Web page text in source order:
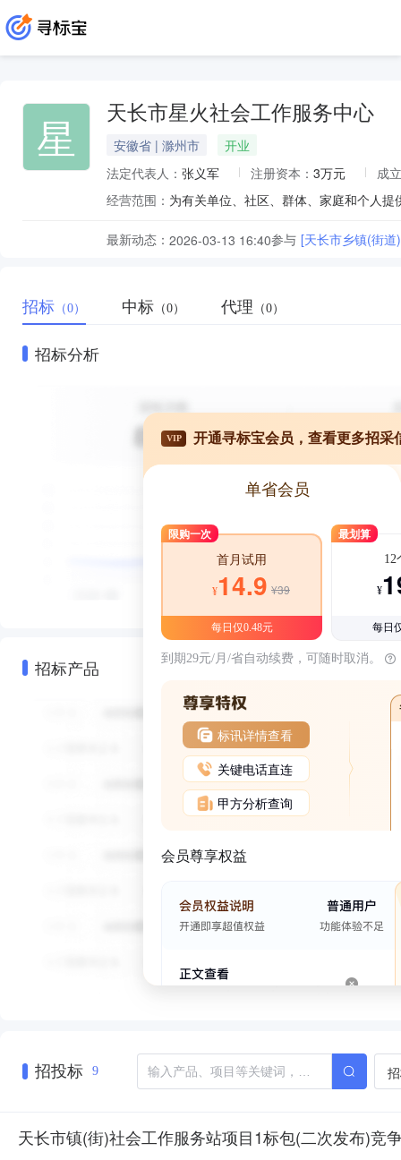
星 天长市星火社会工作服务中心
安徽省 | 滁州市
开业
法定代表人： 张义军 注册资本： 3万元
成
经营范围： 为有关单位、社区、群体、家庭和个人提
最新动态： 2026-03-13 16:40参与 [天长市乡镇(街
招标 （0） 中标 （0） 代理 （0）
招标分析
招标产品
VIP 开通寻标宝会员，查看更多招采
单省会员
限购一次
首月试用
¥14.9 ¥39
每日仅0.48元
最划算
12
¥
每日
到期29元/月/省自动续费，可随时取消。
标讯详情查看
关键电话直连
甲方分析查询
会员尊享权益
招投标 9
天长市镇(街)社会工作服务站项目1标包(二次发布)竞